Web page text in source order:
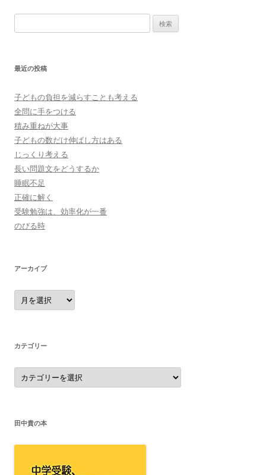
索:
最近の投稿
子どもの負担を減らすことも考える
全問に手をつける
積み重ねが大事
子どもの数だけ伸ばし方はある
じっくり考える
長い問題文をどうするか
睡眠不足
正確に解く
受験勉強は、効率化が一番
のびる時
アーカイブ
ア
ー
カ
カテゴリー
カ
テ
ゴ
田中貴の本